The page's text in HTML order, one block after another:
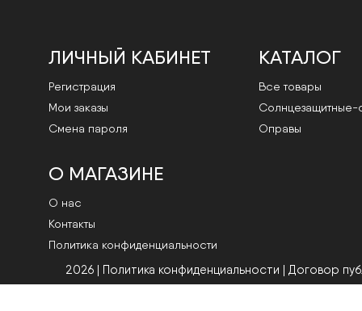
ЛИЧНЫЙ КАБИНЕТ
Регистрация
Мои заказы
Смена пароля
КАТАЛОГ
Все товары
Cолнцезащитные-
Оправы
О МАГАЗИНЕ
О нас
Контакты
Политика конфиденциальности
2026 | Политика конфиденциальности | Договор